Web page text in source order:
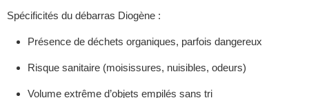
Spécificités du débarras Diogène :
Présence de déchets organiques, parfois dangereux
Risque sanitaire (moisissures, nuisibles, odeurs)
Volume extrême d’objets empilés sans tri